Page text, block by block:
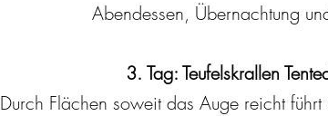
Abendessen, Übernachtung
3. Tag: Teufelskrallen
Durch Flächen soweit das Auge reicht